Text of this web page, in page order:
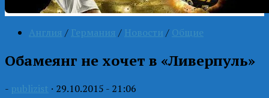
Англия / Германия / Новости / Общие
Обамеянг не хочет в «Ливерпуль»
- publizist · 29.10.2015 - 21:06